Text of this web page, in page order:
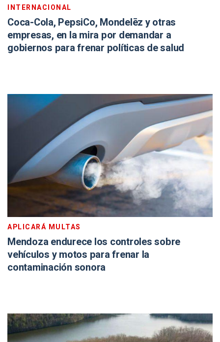
INTERNACIONAL
Coca-Cola, PepsiCo, Mondelēz y otras
empresas, en la mira por demandar a
gobiernos para frenar políticas de salud
APLICARÁ MULTAS
Mendoza endurece los controles sobre
vehículos y motos para frenar la
contaminación sonora